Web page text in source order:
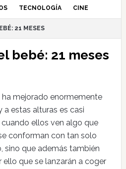
TECNOLOGÍA CINE
21 MESES
bebé: 21 meses
ha mejorado enormemente
a estas alturas es casi
ellos ven algo que
conforman con tan solo
sino que además también
ello que se lanzarán a coger